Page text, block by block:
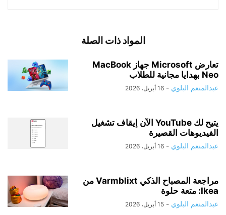
المواد ذات الصلة
تعارض Microsoft جهاز MacBook
Neo بهدايا مجانية للطلاب
عبدالمنعم البلوي - 16 أبريل، 2026
يتيح لك YouTube الآن إيقاف تشغيل
الفيديوهات القصيرة
عبدالمنعم البلوي - 16 أبريل، 2026
مراجعة المصباح الذكي Varmblixt من
Ikea: متعة حلوة
عبدالمنعم البلوي - 15 أبريل، 2026